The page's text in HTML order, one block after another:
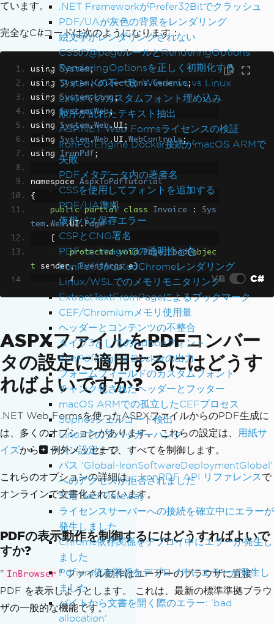
.NET FrameworkがPrefer32Bitでクラッシュ
PDF/UAが灰色の背景をレンダリング
絵文字がレンダリングされない
CSSの@pageルールとRenderingOptions
RenderingOptionsを正しく初期化する
フォントの不一致: Windows vs Linux
Linuxでのカスタムフォント埋め込み
順序が乱れたテキスト抽出
ASP.NET Web Formsライセンスの検証
IronPdfEngine Docker接続がmacOS ARMで
失敗
PDFメタデータ内の著者名
CSSを使用してフォントを追加する
PDF/UA準拠
仮想パス保存エラー
CSPとCNG署名
PDF-to-Imageでの透明性と色
IronPdf.UpdatedChromeレンダリング
Linux/WSLでのメモリモニタリング
ExtractTextFromPageによるブックマーク
CEF/Chromiumメモリ使用量
ヘッダーとコンテンツの不整合
タイプ3としてのAdobeフォント
IronPdfEngine Dockerの出力
フォームフィールドのカスタムフォント
チャンク化されたヘッダーとフッター
macOS ARMでの孤立したCEFプロセス
Sophosシェルコード検出
Linuxでのデバッガーハング
例外メッセージ
パス 'Global-IronSoftwareDeploymentGlobal'
へのアクセスが拒否されました
502 Bad Gateway
ライセンスサーバーへの接続を確立中にエラーが
発生しました
Chrome依存関係をデプロイ中にエラーが発生し
ました
Pdfium依存関係をデプロイ中にエラーが発生し
ました
バイトから文書を開く際のエラー: 'bad
allocation'
ています。
完全なC#コードは次のようになります：
using System;
using System .Collections.Generic;
using System.Linq ;
using System.Web;
using System.Web.UI;
using System .Web . UI . WebControls;
using IronPdf ;
namespace AspxToPdfTutorial
{
public
partial class Invoice :
Sys
tem . Web.UI. Page
{
protected
void Page_Load(objec
t sender, EventArgs e)
{
IronPdf.AspxToPdf .RenderTh
isPageAsPdf(IronPdf AspxToPdf .FileBeha
InBrowser
);
}
VB C#
ASPXファイルをPDFコンバー
タの設定に適用するにはどうす
ればよいですか?
.NET Web Formsを使ったASPXファイルからのPDF生成に
は、多くのオプションがあります。 これらの設定は、 用紙サ
イズから マージン設定まで、すべてを制御します。
これらのオプションの詳細は、IronPDF API リファレンスで
オンラインで文書化されています。
PDFの表示動作を制御するにはどうすればよいで
すか?
" InBrowser " ファイル動作はユーザーのブラウザに直接
PDF を表示しようとします。 これは、最新の標準準拠ブラウ
ザの一般的な機能です。